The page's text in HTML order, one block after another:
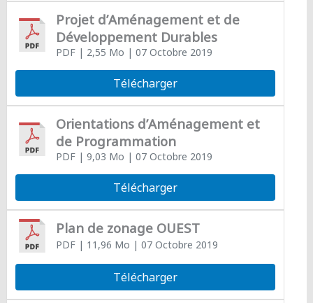
Projet d’Aménagement et de
Développement Durables
PDF| 2,55 Mo | 07 Octobre 2019
Télécharger
Orientations d’Aménagement et
de Programmation
PDF| 9,03 Mo | 07 Octobre 2019
Télécharger
Plan de zonage OUEST
PDF| 11,96 Mo | 07 Octobre 2019
Télécharger